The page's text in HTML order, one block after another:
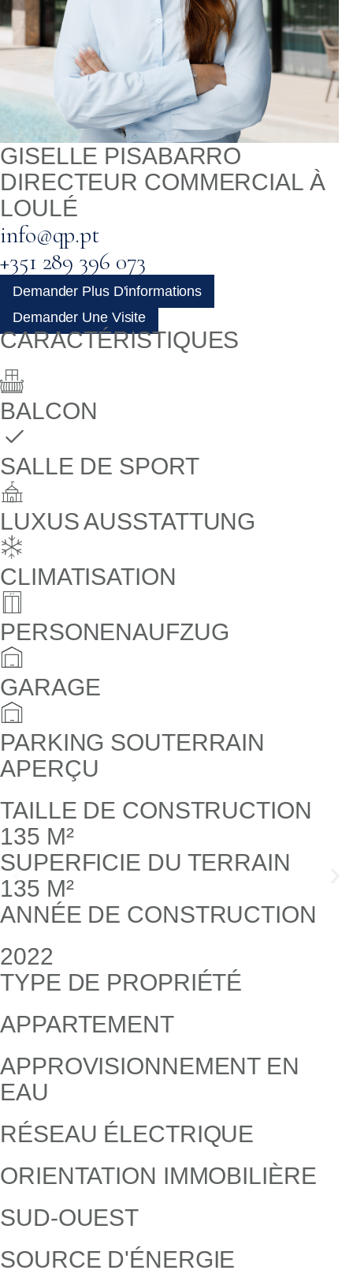
GISELLE PISABARRO
DIRECTEUR COMMERCIAL À
LOULÉ
info@qp.pt
+351 289 396 073
Demander Plus D'informations
Demander Une Visite
CARACTÉRISTIQUES
BALCON
SALLE DE SPORT
LUXUS AUSSTATTUNG
CLIMATISATION
PERSONENAUFZUG
GARAGE
PARKING SOUTERRAIN
APERÇU
TAILLE DE CONSTRUCTION
135 M²
SUPERFICIE DU TERRAIN
135 M²
ANNÉE DE CONSTRUCTION
2022
TYPE DE PROPRIÉTÉ
APPARTEMENT
APPROVISIONNEMENT EN
EAU
RÉSEAU ÉLECTRIQUE
ORIENTATION IMMOBILIÈRE
SUD-OUEST
SOURCE D'ÉNERGIE